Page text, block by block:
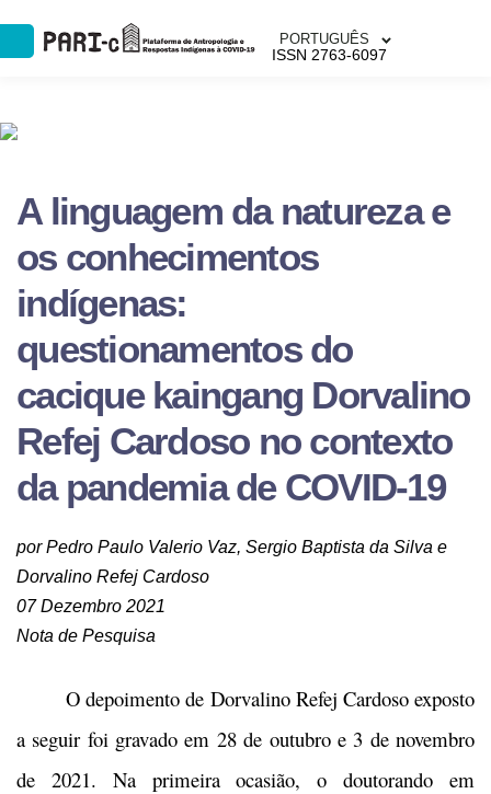
PORTUGUÊS
ISSN 2763-6097
A linguagem da natureza e
os conhecimentos
indígenas:
questionamentos do
cacique kaingang Dorvalino
Refej Cardoso no contexto
da pandemia de COVID-19
por Pedro Paulo Valerio Vaz, Sergio Baptista da Silva e
Dorvalino Refej Cardoso
07 Dezembro 2021
Nota de Pesquisa
O depoimento de Dorvalino Refej Cardoso exposto
a seguir foi gravado em 28 de outubro e 3 de novembro
de 2021. Na primeira ocasião, o doutorando em